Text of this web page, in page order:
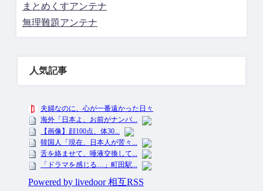
まとめくすアンテナ
無理難題アンテナ
人気記事